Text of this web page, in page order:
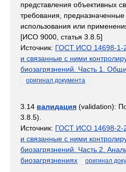
представления объективных
требования, предназначенные
использования или
[ИСО 9000, статья 3.8.5]
Источник: ГОСТ ИСО 14698-1-
и связанные с ними
биозагрязнений. Часть 1.
оригинал документа
3.14 валидация (validation):
3.8.5).
Источник: ГОСТ ИСО 14698-2-
и связанные с ними
биозагрязнений. Часть 2.
биозагрязнениях
оригинал